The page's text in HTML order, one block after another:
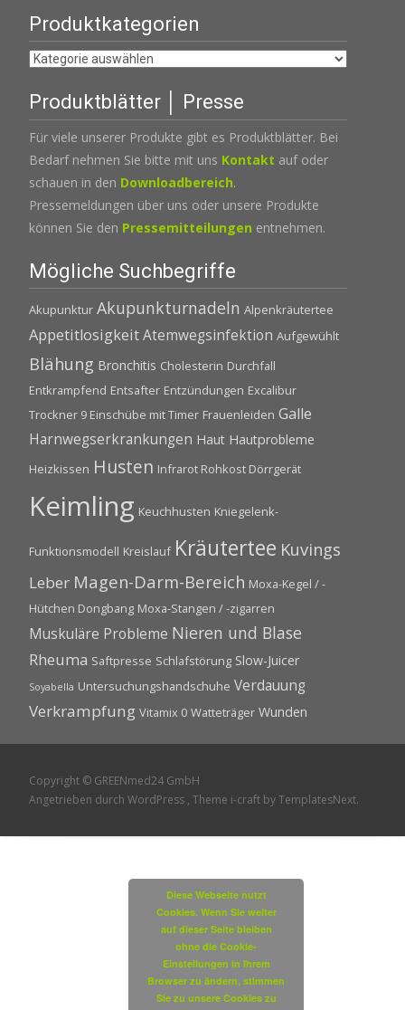
Produktkategorien
Produktblätter │ Presse
Für viele unserer Produkte gibt es Produktblätter. Bei
Bedarf nehmen Sie bitte mit uns Kontakt auf oder
schauen in den Downloadbereich.
Pressemeldungen über uns oder unsere Produkte
können Sie den Pressemitteilungen entnehmen.
Mögliche Suchbegriffe
Akupunktur Akupunkturnadeln Alpenkräutertee
AppetitlosigkeitAtemwegsinfektion Aufgewühlt
Blähung Bronchitis Cholesterin Durchfall
Entkrampfend Entsafter Entzündungen Excalibur
Trockner 9 Einschübe mit Timer Frauenleiden Galle
Harnwegserkrankungen Haut Hautprobleme
Heizkissen Husten Infrarot Rohkost Dörrgerät
Keimling Keuchhusten Kniegelenk-
Funktionsmodell Kreislauf Kräutertee Kuvings
Leber Magen-Darm-Bereich Moxa-Kegel / -
Hütchen Dongbang Moxa-Stangen / -zigarren
Muskuläre Probleme Nieren und Blase
Rheuma Saftpresse Schlafstörung Slow-Juicer
Soyabella Untersuchungshandschuhe Verdauung
Verkrampfung Vitamix 0 Watteträger Wunden
Copyright © GREENmed24 GmbH
Angetrieben durch WordPress , Theme i-craft by TemplatesNext.
Diese Webseite nutzt
Cookies. Wenn Sie weiter
auf dieser Seite bleiben
ohne die Cookie-
Einstellungen in Ihrem
Browser zu ändern, stimmen
Sie zu unsere Cookies zu